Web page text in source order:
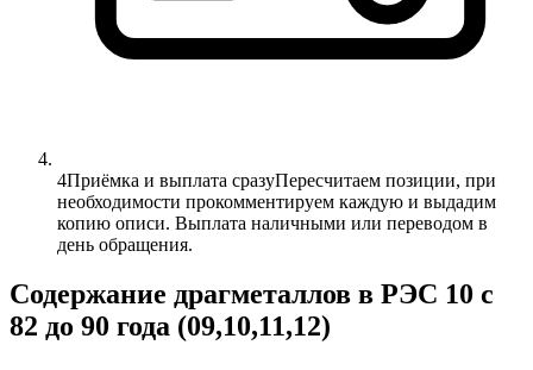
4Приёмка и выплата сразуПересчитаем позиции, при
необходимости прокомментируем каждую и выдадим
копию описи. Выплата наличными или переводом в
день обращения.
Содержание драгметаллов в РЭС 10 с
82 до 90 года (09,10,11,12)